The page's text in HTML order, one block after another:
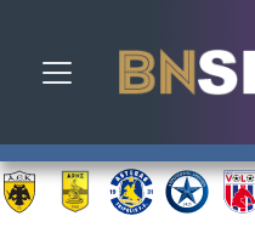
Toggle navigation